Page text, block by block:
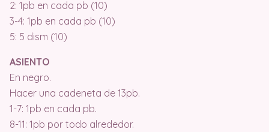
2: 1pb en cada pb (10)
3-4: 1pb en cada pb (10)
5: 5 dism (10)
ASIENTO
En negro.
Hacer una cadeneta de 13pb.
1-7: 1pb en cada pb.
8-11: 1pb por todo alrededor.